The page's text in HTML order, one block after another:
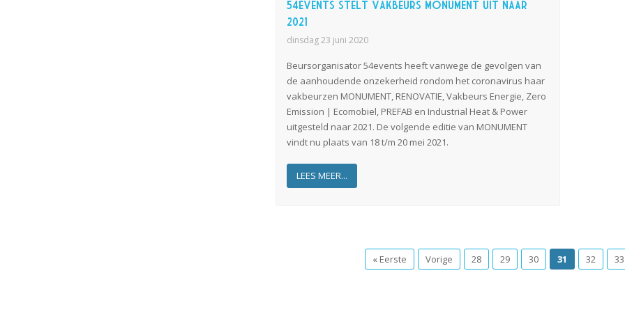
54events stelt vakbeurs MONUMENT uit naar
2021
dinsdag 23 juni 2020
Beursorganisator 54events heeft vanwege de gevolgen van
de aanhoudende onzekerheid rondom het coronavirus haar
vakbeurzen MONUMENT, RENOVATIE, Vakbeurs Energie, Zero
Emission | Ecomobiel, PREFAB en Industrial Heat & Power
uitgesteld naar 2021. De volgende editie van MONUMENT
vindt nu plaats van 18 t/m 20 mei 2021.
LEES MEER...
« Eerste Vorige 28 29 30 31 32 33